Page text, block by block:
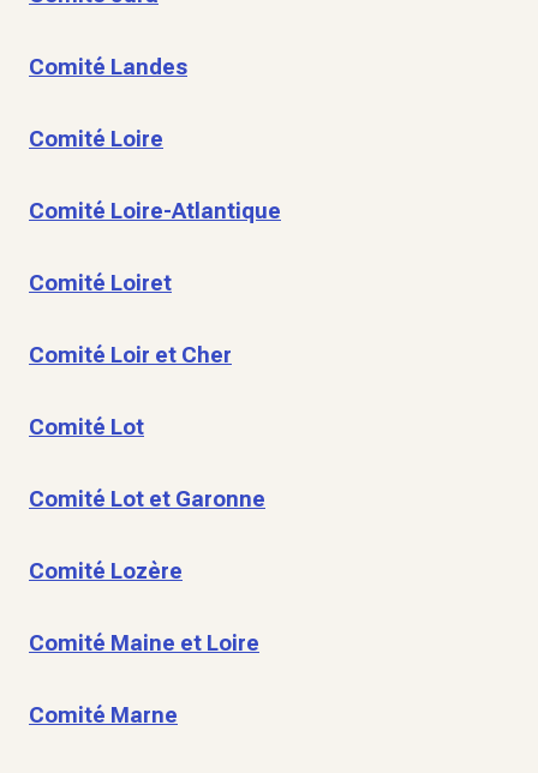
Comité Landes
Comité Loire
Comité Loire-Atlantique
Comité Loiret
Comité Loir et Cher
Comité Lot
Comité Lot et Garonne
Comité Lozère
Comité Maine et Loire
Comité Marne